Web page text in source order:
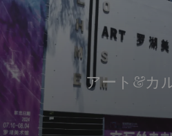
アート&カ